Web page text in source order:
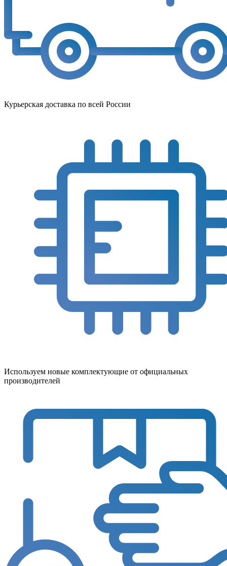
Курьерская доставка по всей России
Используем новые комплектующие от официальных
производителей